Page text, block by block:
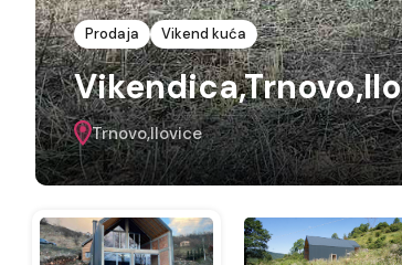
Prodaja Vikend kuća
Trnovo,Ilovice